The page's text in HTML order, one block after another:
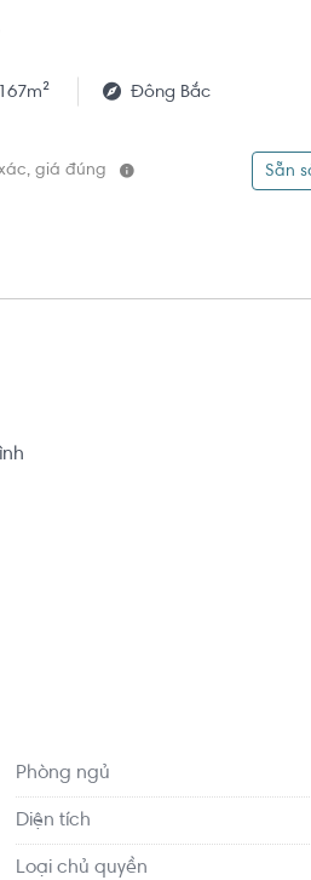
167m² Đông Bắc
giá đúng Sẵn
Hotline) chuyên tư vấn mua bán
đa dạng 1-4PN, Duplex,
Phòng ngủ
Diện tích
Loại chủ quyền